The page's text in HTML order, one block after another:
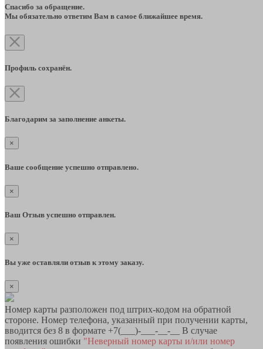
Спасибо за обращение.
Мы обязательно ответим Вам в самое ближайшее время.
Профиль сохранён.
Благодарим за заполнение анкеты.
×
Ваше сообщение успешно отправлено.
×
Ваш Отзыв успешно отправлен.
×
Вы уже оставляли отзыв к этому заказу.
×
Номер карты разположен под штрих-кодом на обратной
стороне. Номер телефона, указанный при получении карты,
вводится без 8 в формате +7(___)-___-__-__ В случае
появления ошибки "Неверный номер карты и/или номер